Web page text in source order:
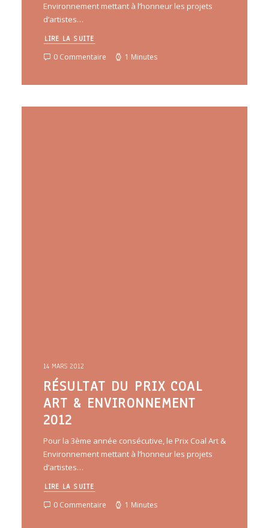
Environnement mettant à l’honneur les projets
d’artistes…
LIRE LA SUITE
0 Commentaire 1 Minutes
14 MARS 2012
RÉSULTAT DU PRIX COAL
ART & ENVIRONNEMENT
2012
Pour la 3ème année consécutive, le Prix Coal Art &
Environnement mettant à l’honneur les projets
d’artistes…
LIRE LA SUITE
0 Commentaire 1 Minutes